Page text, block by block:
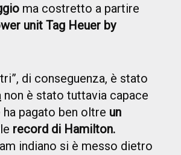
ma costretto a partire
unit Tag Heuer by
di conseguenza, è stato
non è stato tuttavia capace
pagato ben oltre un
record di Hamilton.
indiano si è messo dietro